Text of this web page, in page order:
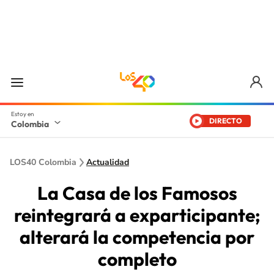
Colombia DIRECTO
LOS40 Colombia Actualidad
La Casa de los Famosos
reintegrará a exparticipante;
alterará la competencia por
completo